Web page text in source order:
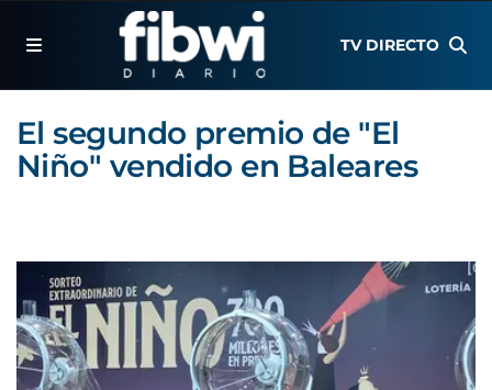
TV DIRECTO
El segundo premio de "El
Niño" vendido en Baleares